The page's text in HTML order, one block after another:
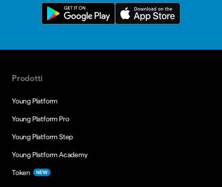
Prodotti
Young Platform
Young Platform Pro
Young Platform Step
Young Platform Academy
Token NEW